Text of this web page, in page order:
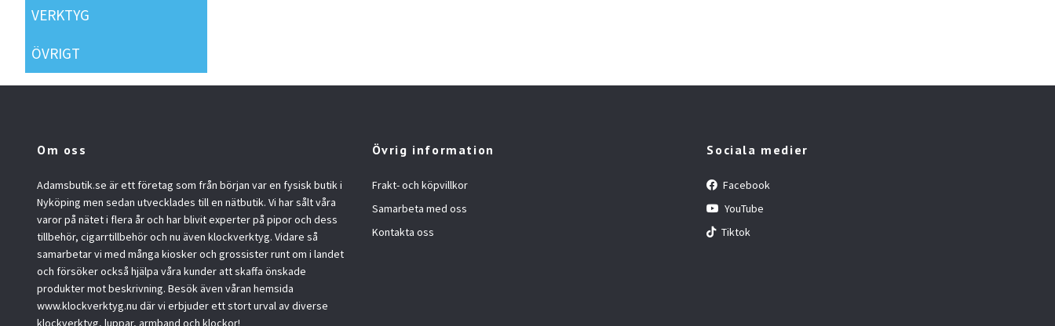
VERKTYG
ÖVRIGT
Om oss
Adamsbutik.se är ett företag som från början var en fysisk butik i
Nyköping men sedan utvecklades till en nätbutik. Vi har sålt våra
varor på nätet i flera år och har blivit experter på pipor och dess
tillbehör, cigarrtillbehör och nu även klockverktyg. Vidare så
samarbetar vi med många kiosker och grossister runt om i landet
och försöker också hjälpa våra kunder att skaffa önskade
produkter mot beskrivning. Besök även våran hemsida
www.klockverktyg.nu där vi erbjuder ett stort urval av diverse
klockverktyg, luppar, armband och klockor!
Övrig information
Frakt- och köpvillkor
Samarbeta med oss
Kontakta oss
Sociala medier
Facebook
YouTube
Tiktok